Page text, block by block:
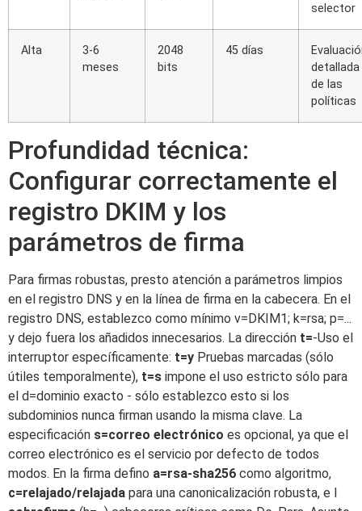
selector
Alta
3-6
meses
2048
bits
45 días
detallada
de las
políticas
Profundidad técnica:
Configurar correctamente el
registro DKIM y los
parámetros de firma
Para firmas robustas, presto atención a parámetros limpios
en el registro DNS y en la línea de firma en la cabecera. En el
registro DNS, establezco como mínimo v=DKIM1; k=rsa; p=...
y dejo fuera los añadidos innecesarios. La dirección t=-Uso el
interruptor específicamente: t=y Pruebas marcadas (sólo
útiles temporalmente), t=s impone el uso estricto sólo para
el d=dominio exacto - sólo establezco esto si los
subdominios nunca firman usando la misma clave. La
especificación s=correo electrónico es opcional, ya que el
correo electrónico es el servicio por defecto de todos
modos. En la firma defino a=rsa-sha256 como algoritmo,
c=relajado/relajada para una canonicalización robusta, e I